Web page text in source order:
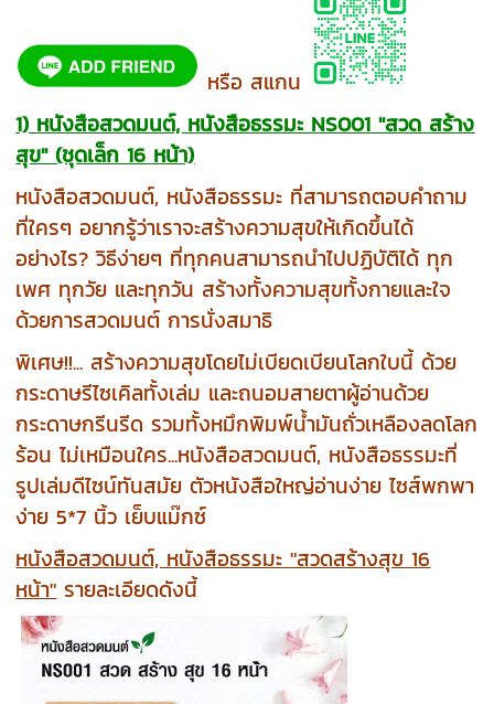
หรือ สแกน
1) หนังสือสวดมนต์, หนังสือธรรมะ NS001 "สวด สร้าง
สุข" (ชุดเล็ก 16 หน้า)
หนังสือสวดมนต์, หนังสือธรรมะ ที่สามารถตอบคำถาม
ที่ใครๆ อยากรู้ว่าเราจะสร้างความสุขให้เกิดขึ้นได้
อย่างไร? วิธีง่ายๆ ที่ทุกคนสามารถนำไปปฏิบัติได้ ทุก
เพศ ทุกวัย และทุกวัน สร้างทั้งความสุขทั้งกายและใจ
ด้วยการสวดมนต์ การนั่งสมาธิ
พิเศษ!!... สร้างความสุขโดยไม่เบียดเบียนโลกใบนี้ ด้วย
กระดาษรีไซเคิลทั้งเล่ม และถนอมสายตาผู้อ่านด้วย
กระดาษกรีนรีด รวมทั้งหมึกพิมพ์น้ำมันถั่วเหลืองลดโลก
ร้อน ไม่เหมือนใคร...หนังสือสวดมนต์, หนังสือธรรมะที่
รูปเล่มดีไซน์ทันสมัย ตัวหนังสือใหญ่อ่านง่าย ไซส์พกพา
ง่าย 5*7 นิ้ว เย็บแม๊กซ์
หนังสือสวดมนต์, หนังสือธรรมะ "สวดสร้างสุข 16
หน้า" รายละเอียดดังนี้